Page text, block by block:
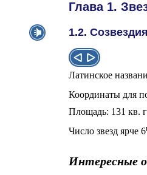
Глава 1.
1.2. Созвездия
Латинское
Координаты для
Площадь: 131 кв.
Число звезд ярче 6
Интересные